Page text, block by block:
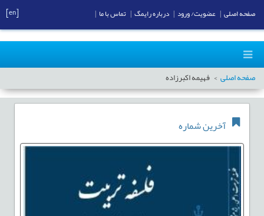
صفحه اصلی فهیمه اکبرزاده
آخرین شماره
صفحه اصلی عضویت/ ورود درباره رایمگ تماس با ما